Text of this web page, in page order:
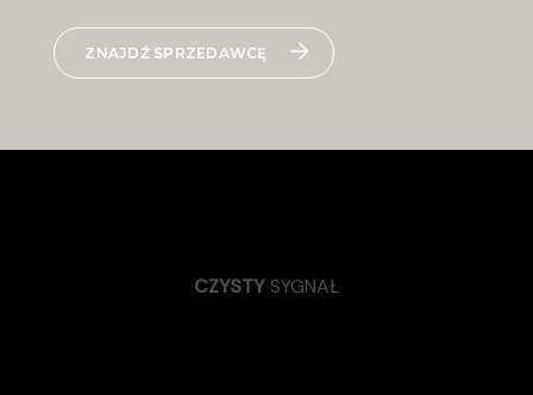
ZNAJDŹ SPRZEDAWCĘ
CZYSTY SYGNAŁ